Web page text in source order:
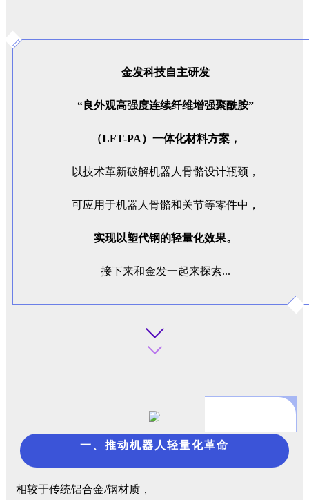
金发科技自主研发
“良外观高强度连续纤维增强聚酰胺”
（LFT-PA）一体化材料方案，
以技术革新破解机器人骨骼设计瓶颈，
可应用于机器人骨骼和关节等零件中，
实现以塑代钢的轻量化效果。
接下来和金发一起来探索...
一、推动机器人轻量化革命
相较于传统铝合金/钢材质，